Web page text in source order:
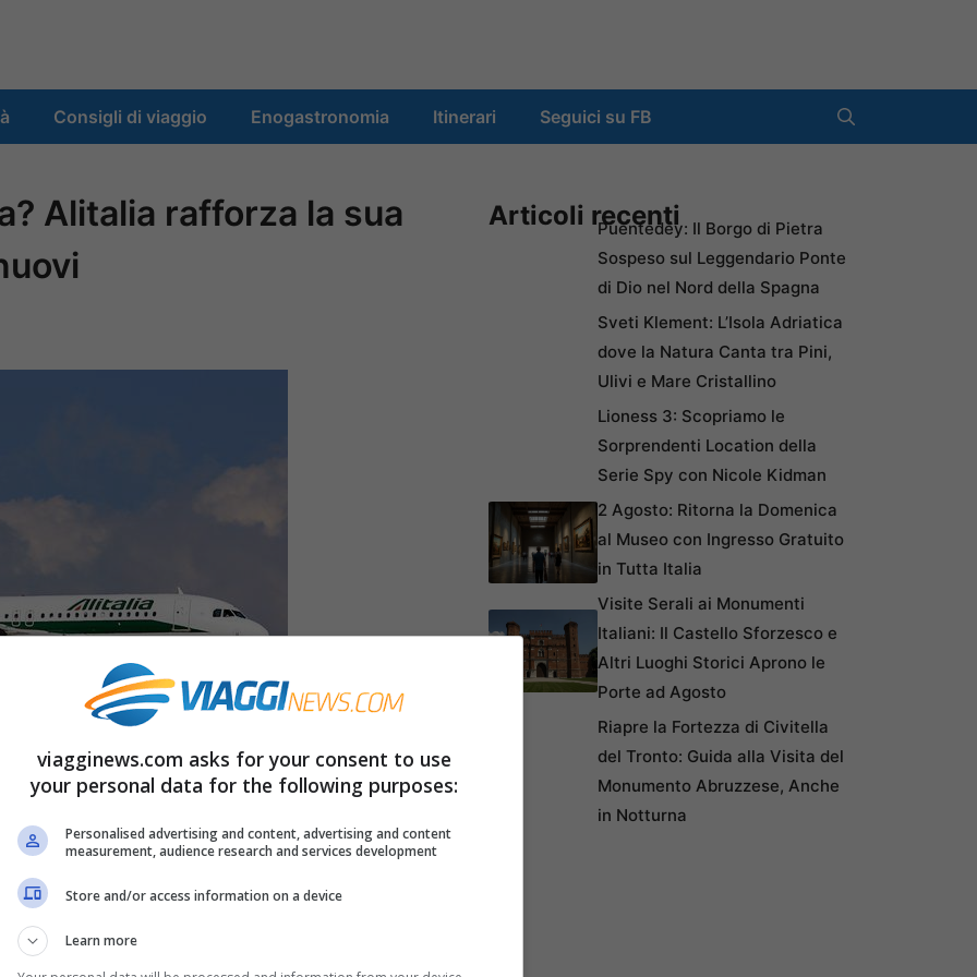
Consigli di viaggio Enogastronomia Itinerari Seguici su FB
Alitalia rafforza la sua
più grandi e capienti.Alitalia aumenta
festività pasquali. Nella settimana fra il
Articoli recentiPuentedey: Il Borgo di Pietra
Sospeso sul Leggendario Ponte
di Dio nel Nord della Spagna
Sveti Klement: L’Isola Adriatica
dove la Natura Canta tra Pini,
Ulivi e Mare Cristallino
Lioness 3: Scopriamo le
Sorprendenti Location della
Serie Spy con Nicole Kidman
2 Agosto: Ritorna la Domenica
al Museo con Ingresso Gratuito
in Tutta Italia
Visite Serali ai Monumenti
Italiani: Il Castello Sforzesco e
Altri Luoghi Storici Aprono le
Porte ad Agosto
Riapre la Fortezza di Civitella
del Tronto: Guida alla Visita del
Monumento Abruzzese, Anche
in Notturna
viagginews.com asks for your consent to use
your personal data for the following purposes:
Personalised advertising and content, advertising and content
measurement, audience research and services development
Store and/or access information on a device
Learn more